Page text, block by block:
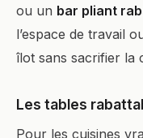
ou un bar pliant
l’espace de travail
îlot sans sacrifier la
Les tables
Pour les cuisines